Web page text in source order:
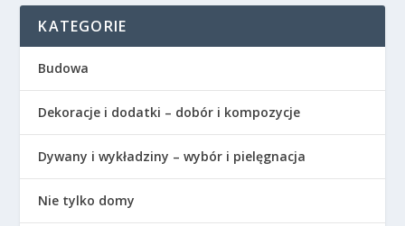
KATEGORIE
Budowa
Dekoracje i dodatki – dobór i kompozycje
Dywany i wykładziny – wybór i pielęgnacja
Nie tylko domy